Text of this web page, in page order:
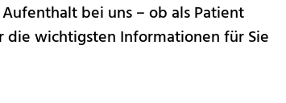
bei uns – ob als Patient
wichtigsten Informationen für Sie